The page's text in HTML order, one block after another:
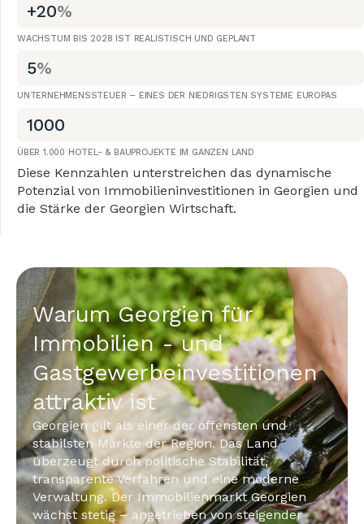
+20%
WACHSTUM BIS 2028 IST REALISTISCH UND GEPLANT
5%
UNTERNEHMENSSTEUER – EINES DER NIEDRIGSTEN SYSTEME EUROPAS
1000
ÜBER 1.000 HOTEL- & BAUPROJEKTE IM GANZEN LAND
Diese Kennzahlen unterstreichen das dynamische
Potenzial von Immobilieninvestitionen in Georgien und
die Stärke der Georgien Wirtschaft.
Warum Georgien für
Immobilien - und
Gastgewerbeinvestitionen
attraktiv ist
Georgien gilt als einer der offensten und
stabilsten Märkte der Region. Das Land
überzeugt durch politische Stabilität,
transparente Verfahren und eine moderne
Verwaltung. Der Immobilienmarkt Georgien
wächst stetig – angetrieben von steigender